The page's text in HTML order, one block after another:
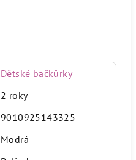
Dětské bačkůrky
2 roky
9010925143325
Modrá